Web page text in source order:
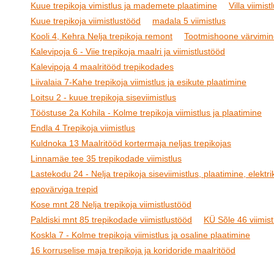
Kuue trepikoja vimistlus ja mademete plaatimine
Villa
Kuue trepikoja viimistlustööd
madala 5 viimistlus
Kooli 4, Kehra Nelja trepikoja remont
Tootmishoone
Kalevipoja 6 - Viie trepikoja maalri ja viimistlustööd
Kalevipoja 4 maalritööd trepikodades
Liivalaia 7-Kahe trepikoja viimistlus ja esikute plaatimine
Loitsu 2 - kuue trepikoja siseviimistlus
Tööstuse 2a Kohila - Kolme trepikoja viimistlus ja plaatimine
Endla 4 Trepikoja viimistlus
Kuldnoka 13 Maalritööd kortermaja neljas trepikojas
Linnamäe tee 35 trepikodade viimistlus
Lastekodu 24 - Nelja trepikoja siseviimistlus, plaatimine,
epovärviga trepid
Kose mnt 28 Nelja trepikoja viimistlustööd
Paldiski mnt 85 trepikodade viimistlustööd
KÜ Sõle 46
Koskla 7 - Kolme trepikoja viimistlus ja osaline plaatimine
16 korruselise maja trepikoja ja koridoride maalritööd